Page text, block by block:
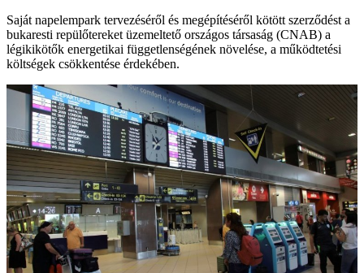
Saját napelempark tervezéséről és megépítéséről kötött szerződést a
bukaresti repülőtereket üzemeltető országos társaság (CNAB) a
légikikötők energetikai függetlenségének növelése, a működtetési
költségek csökkentése érdekében.